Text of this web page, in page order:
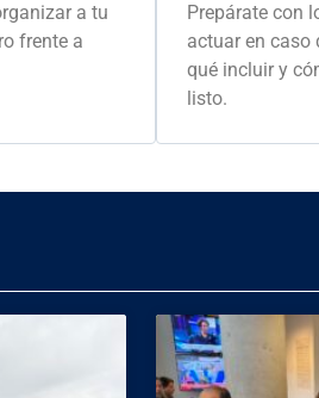
a tu
frente a
Prepárate con
actuar en caso
qué incluir y
listo.